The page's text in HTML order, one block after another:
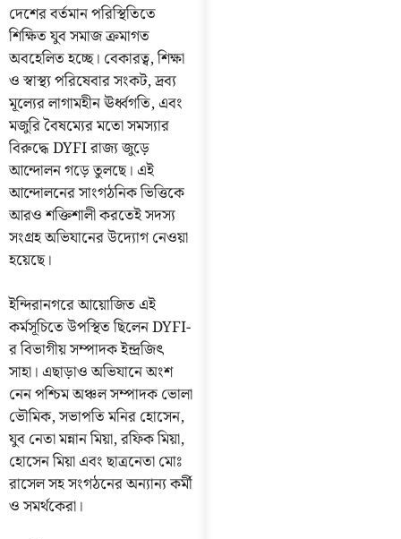
দেশের বর্তমান পরিস্থিতিতে
শিক্ষিত যুব সমাজ ক্রমাগত
অবহেলিত হচ্ছে। বেকারত্ব, শিক্ষা
ও স্বাস্থ্য পরিষেবার সংকট, দ্রব্য
মূল্যের লাগামহীন ঊর্ধ্বগতি, এবং
মজুরি বৈষম্যের মতো সমস্যার
বিরুদ্ধে DYFI রাজ্য জুড়ে
আন্দোলন গড়ে তুলছে। এই
আন্দোলনের সাংগঠনিক ভিত্তিকে
আরও শক্তিশালী করতেই সদস্য
সংগ্রহ অভিযানের উদ্যোগ নেওয়া
হয়েছে।
ইন্দিরানগরে আয়োজিত এই
কর্মসূচিতে উপস্থিত ছিলেন DYFI-
র বিভাগীয় সম্পাদক ইন্দ্রজিৎ
সাহা। এছাড়াও অভিযানে অংশ
নেন পশ্চিম অঞ্চল সম্পাদক ভোলা
ভৌমিক, সভাপতি মনির হোসেন,
যুব নেতা মন্নান মিয়া, রফিক মিয়া,
হোসেন মিয়া এবং ছাত্রনেতা মোঃ
রাসেল সহ সংগঠনের অন্যান্য কর্মী
ও সমর্থকেরা।